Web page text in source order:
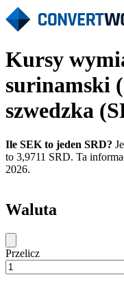
Kursy
surinamski
szwedzka
Ile SEK to jeden SRD?
to 3,9711 SRD. Ta
2026.
Waluta
Przelicz